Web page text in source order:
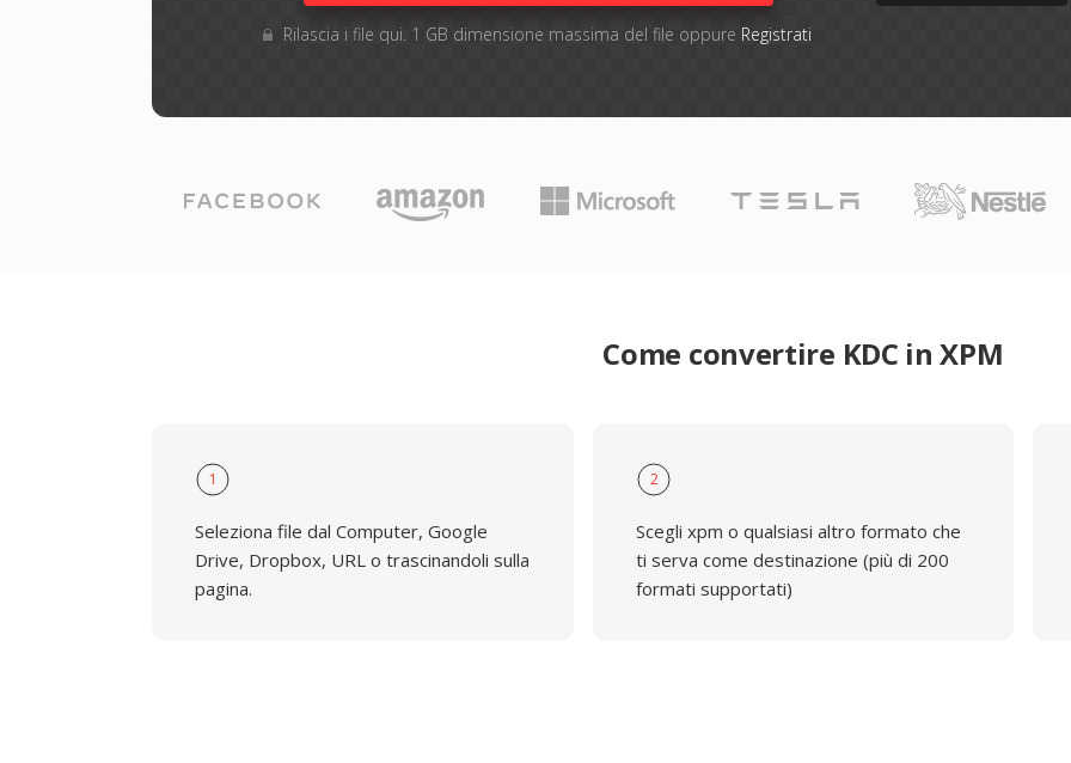
Rilascia i file qui. 1 GB dimensione massima del file oppure Registrati
Come convertire KDC in XPM
1
Seleziona file dal Computer, Google
Drive, Dropbox, URL o trascinandoli sulla
pagina.
2
Scegli xpm o qualsiasi altro formato che
ti serva come destinazione (più di 200
formati supportati)